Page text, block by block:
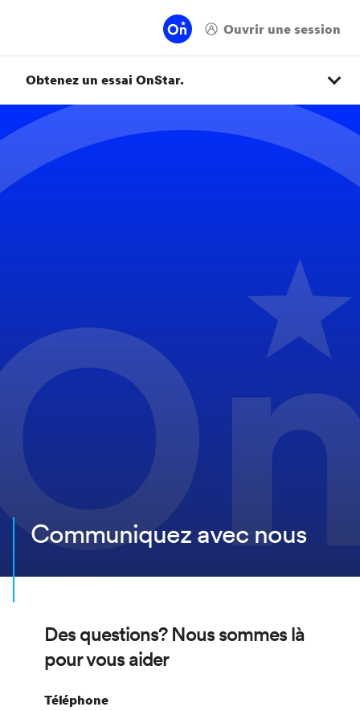
Obtenez un essai OnStar.
Communiquez avec nous
Des questions? Nous sommes là
pour vous aider
Téléphone